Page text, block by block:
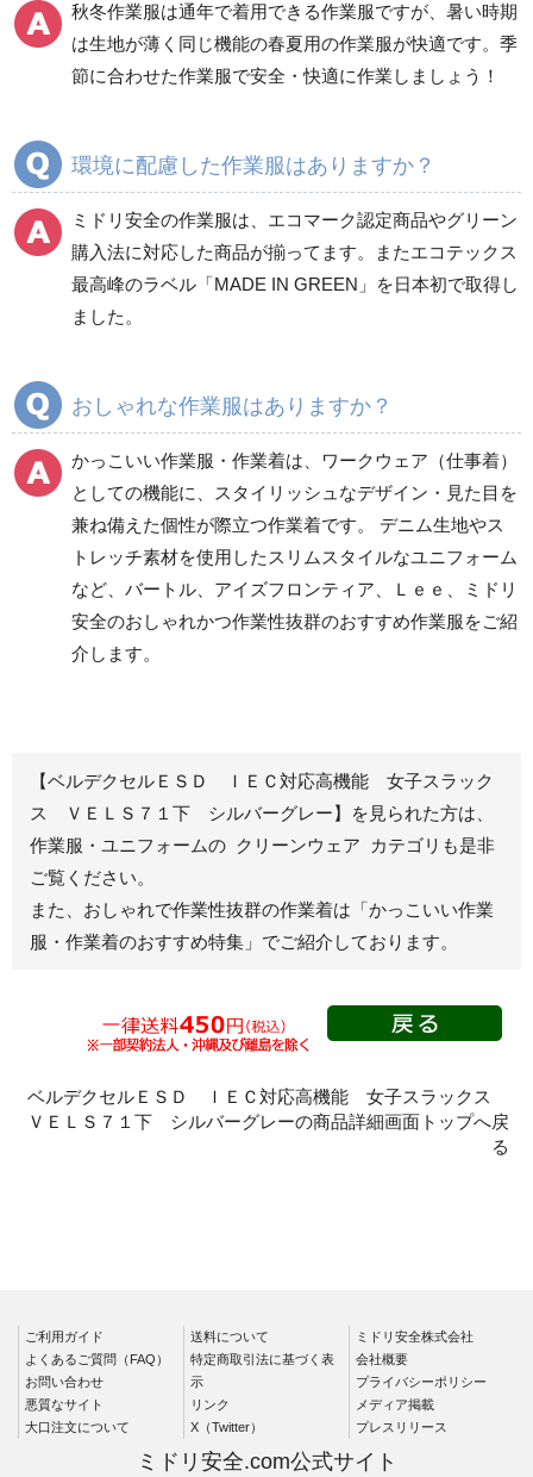
食品産業用長袖
食品産業用半袖
ワークパンツ
春夏ワークパンツ作業
ズボン
秋冬ワークパンツ作業
ズボン
ツ
クリーンウェアワーク
パンツ
カーゴパンツ
春夏カーゴパンツ作業
ズボン
ズボン
レディース作業着
ブルゾン
ジャンパー
秋冬長袖
春夏半袖
スモック
春夏半袖
ア
シャツ
食品産業用
クリーンウェ
シャツ
秋冬作業服は通年で着用できる作業服ですが、暑い時期
は生地が薄く同じ機能の春夏用の作業服が快適です。季
節に合わせた作業服で安全・快適に作業しましょう！
環境に配慮した作業服はありますか？
ミドリ安全の作業服は、エコマーク認定商品やグリーン
購入法に対応した商品が揃ってます。またエコテックス
最高峰のラベル「MADE IN GREEN」を日本初で取得し
ました。
おしゃれな作業服はありますか？
かっこいい作業服・作業着は、ワークウェア（仕事着）
としての機能に、スタイリッシュなデザイン・見た目を
兼ね備えた個性が際立つ作業着です。 デニム生地やス
トレッチ素材を使用したスリムスタイルなユニフォーム
など、バートル、アイズフロンティア、Ｌｅｅ、ミドリ
安全のおしゃれかつ作業性抜群のおすすめ作業服をご紹
介します。
【ベルデクセルＥＳＤ ＩＥＣ対応高機能 女子スラック
ス ＶＥＬＳ７１下 シルバーグレー】を見られた方は、
作業服・ユニフォームの クリーンウェア カテゴリも是非
ご覧ください。
また、おしゃれで作業性抜群の作業着は 「かっこいい作業
服・作業着のおすすめ特集」 でご紹介しております。
ベルデクセルＥＳＤ ＩＥＣ対応高機能 女子スラックス
ＶＥＬＳ７１下 シルバーグレーの商品詳細画面トップへ戻
る
ご利用ガイド
よくあるご質問（FAQ）
お問い合わせ
悪質なサイト
大口注文について
送料について
特定商取引法に基づく表
示
リンク
X（Twitter）
ミドリ安全株式会社
会社概要
プライバシーポリシー
メディア掲載
プレスリリース
ミドリ安全.com公式サイト